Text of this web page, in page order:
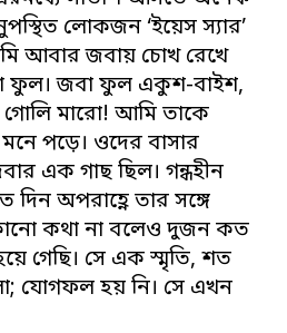
লোকজন ‘ইয়েস স্যার’
আবার জবায় চোখ রেখে
ফুল। জবা ফুল একুশ-বাইশ,
গোলি মারো! আমি তাকে
পড়ে। ওদের বাসার
এক গাছ ছিল। গন্ধহীন
অপরাহ্ণে তার সঙ্গে
কথা না বলেও দুজন কত
গেছি। সে এক স্মৃতি, শত
যোগফল হয় নি। সে এখন